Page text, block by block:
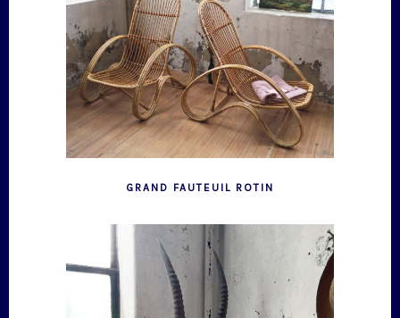
GRAND FAUTEUIL ROTIN